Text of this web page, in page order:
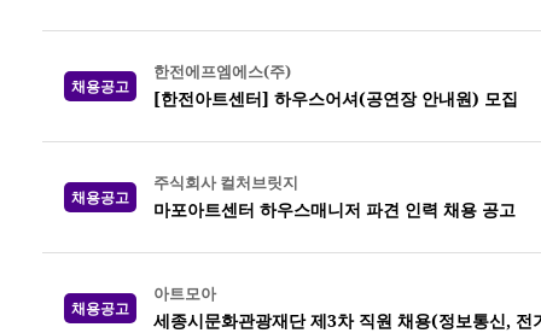
채용공고
한전에프엠에스(주)
[한전아트센터] 하우스어셔(공연장 안내원) 모집
채용공고
주식회사 컬처브릿지
마포아트센터 하우스매니저 파견 인력 채용 공고
채용공고
아트모아
세종시문화관광재단 제3차 직원 채용(정보통신,